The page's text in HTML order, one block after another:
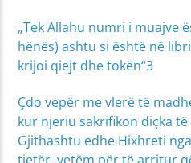
„Tek Allahu numri i muajve
hënës) ashtu si është në
krijoi qiejt dhe tokën“3
Çdo vepër me vlerë të
kur njeriu sakrifikon diçka
Gjithashtu edhe Hixhreti